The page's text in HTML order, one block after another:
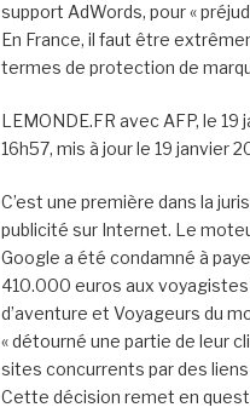
support AdWords, pour «
En France, il faut être
termes de protection de
LEMONDE.FR avec AFP, le 19
16h57, mis à jour le 19 janvier
C’est une première dans la
publicité sur Internet. Le
Google a été condamné à
410.000 euros aux
d’aventure et Voyageurs du
« détourné une partie de leur
sites concurrents par des
Cette décision remet en